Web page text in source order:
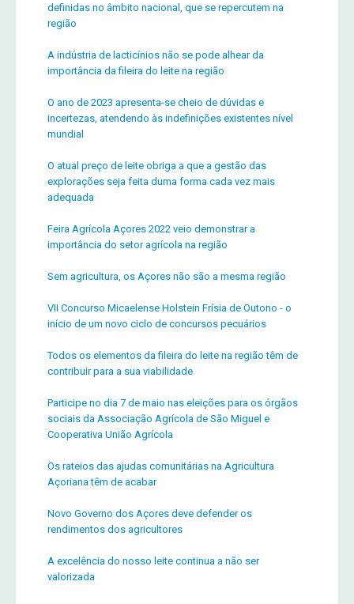
definidas no âmbito nacional, que se repercutem na
região
A indústria de lacticínios não se pode alhear da
importância da fileira do leite na região
O ano de 2023 apresenta-se cheio de dúvidas e
incertezas, atendendo às indefinições existentes nível
mundial
O atual preço de leite obriga a que a gestão das
explorações seja feita duma forma cada vez mais
adequada
Feira Agrícola Açores 2022 veio demonstrar a
importância do setor agrícola na região
Sem agricultura, os Açores não são a mesma região
VII Concurso Micaelense Holstein Frísia de Outono - o
início de um novo ciclo de concursos pecuários
Todos os elementos da fileira do leite na região têm de
contribuir para a sua viabilidade
Participe no dia 7 de maio nas eleições para os órgãos
sociais da Associação Agrícola de São Miguel e
Cooperativa União Agrícola
Os rateios das ajudas comunitárias na Agricultura
Açoriana têm de acabar
Novo Governo dos Açores deve defender os
rendimentos dos agricultores
A excelência do nosso leite continua a não ser
valorizada